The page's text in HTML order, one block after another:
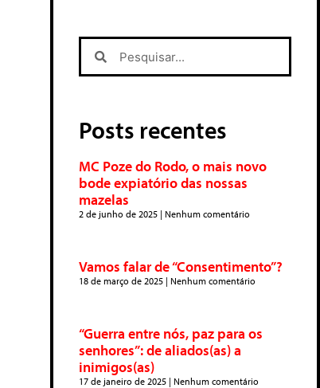
Posts recentes
MC Poze do Rodo, o mais novo
bode expiatório das nossas
mazelas
2 de junho de 2025 Nenhum comentário
Vamos falar de “Consentimento”?
18 de março de 2025 Nenhum comentário
“Guerra entre nós, paz para os
senhores”: de aliados(as) a
inimigos(as)
17 de janeiro de 2025 Nenhum comentário